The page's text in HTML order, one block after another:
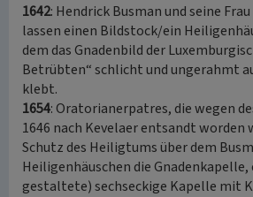
1642: Hendrick Busman und seine
lassen einen Bildstock/ein
dem das Gnadenbild der
Betrübten“ schlicht und ungerahmt
klebt.
1654: Oratorianerpatres, die wegen
1646 nach Kevelaer entsandt worden
Schutz des Heiligtums über dem
Heiligenhäuschen die
gestaltete) sechseckige Kapelle mit